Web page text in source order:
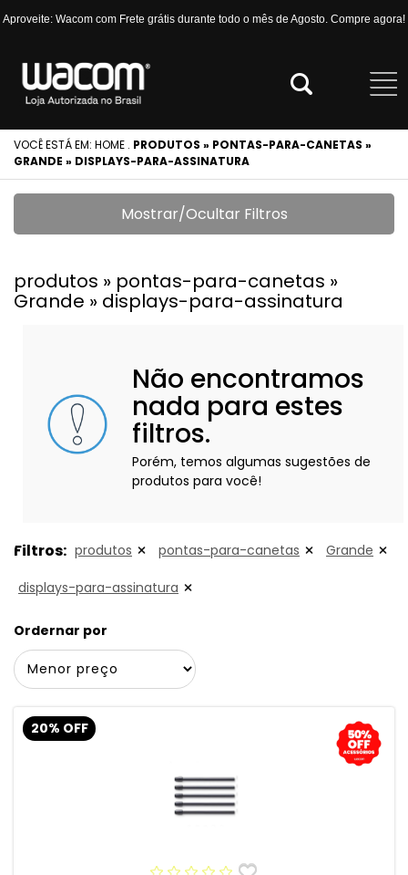
Aproveite: Wacom com Frete grátis durante todo o mês de Agosto. Compre agora!
VOCÊ ESTÁ EM: HOME . PRODUTOS » PONTAS-PARA-CANETAS »
GRANDE » DISPLAYS-PARA-ASSINATURA
Mostrar/Ocultar Filtros
produtos » pontas-para-canetas »
Grande » displays-para-assinatura
Não encontramos
nada para estes
filtros.
Porém, temos algumas sugestões de
produtos para você!
Filtros: produtos pontas-para-canetas Grande
displays-para-assinatura
Ordernar por
20% OFF